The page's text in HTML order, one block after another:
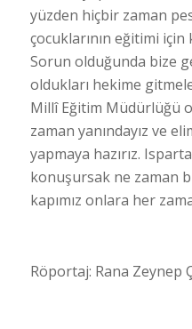
yüzden hiçbir zaman
çocuklarının eğitimi
Sorun olduğunda bize
oldukları hekime
Millî Eğitim Müdürlüğü
zaman yanındayız ve
yapmaya hazırız.
konuşursak ne zaman
kapımız onlara her
Röportaj: Rana Zeynep